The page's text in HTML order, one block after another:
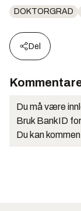
DOKTORGRAD
Del
Du må være
Bruk BankID
Du kan